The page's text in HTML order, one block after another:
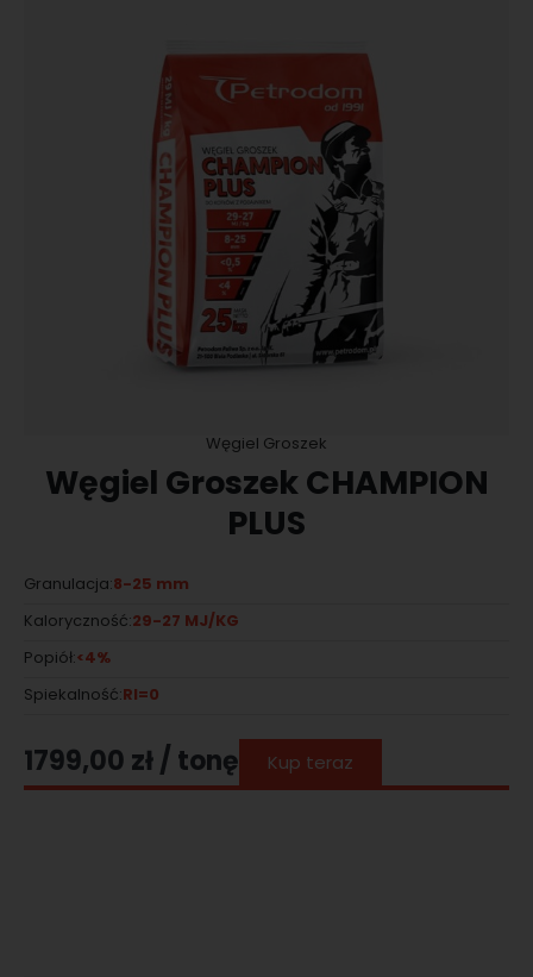
Węgiel Groszek
Węgiel Groszek CHAMPION
PLUS
Granulacja:8-25 mm
Kaloryczność:29-27 MJ/KG
Popiół:<4%
Spiekalność:RI=0
1799,00 zł/ tonę Kup teraz